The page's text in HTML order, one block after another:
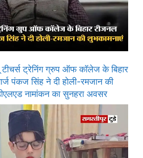
ट्रेनिंग ग्रुप ऑफ कॉलेज के बिहार
पंकज सिंह ने दी होली-रमजान की
नामांकन का सुनहरा अवसर